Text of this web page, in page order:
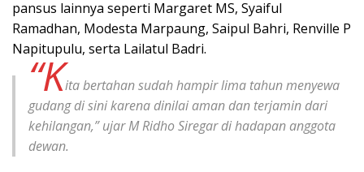
pansus lainnya seperti Margaret MS, Syaiful
Ramadhan, Modesta Marpaung, Saipul Bahri, Renville P
Napitupulu, serta Lailatul Badri.
“Kita bertahan sudah hampir lima tahun menyewa
gudang di sini karena dinilai aman dan terjamin dari
kehilangan,” ujar M Ridho Siregar di hadapan anggota
dewan.